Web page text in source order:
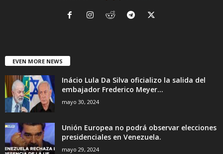
EVEN MORE NEWS
Inácio Lula Da Silva oficializo la salida del
embajador Frederico Meyer...
mayo 30, 2024
Unión Europea no podrá observar elecciones
presidenciales en Venezuela.
mayo 29, 2024